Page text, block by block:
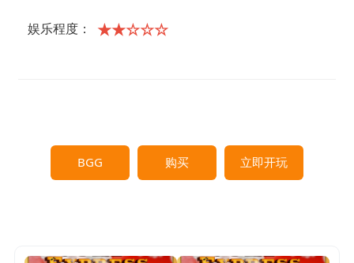
娱乐程度： ★★☆☆☆
BGG 购买 立即开玩